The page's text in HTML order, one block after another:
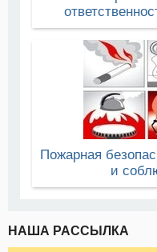
Пожарная
и
НАША РАССЫЛКА